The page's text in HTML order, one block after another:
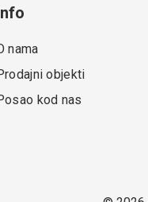
nama
objekti
kod nas